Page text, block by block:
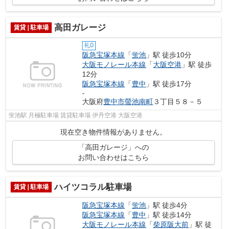
賃貸 | 駐車場 高田ガレージ
礼0
阪急宝塚本線 「蛍池 」駅 徒歩10分
大阪モノレール本線 「大阪空港 」駅 徒歩
12分
阪急宝塚本線 「豊中 」駅 徒歩17分
-
大阪府豊中市螢池南町３丁目５８－５
蛍池駅 月極駐車場 賃貸駐車場 伊丹空港 大阪空港
現在空き物件情報がありません。
「高田ガレージ」への
お問い合わせはこちら
賃貸 | 駐車場 ハイツコラル駐車場
阪急宝塚本線 「蛍池 」駅 徒歩4分
阪急宝塚本線 「豊中 」駅 徒歩14分
大阪モノレール本線 「柴原阪大前 」駅 徒